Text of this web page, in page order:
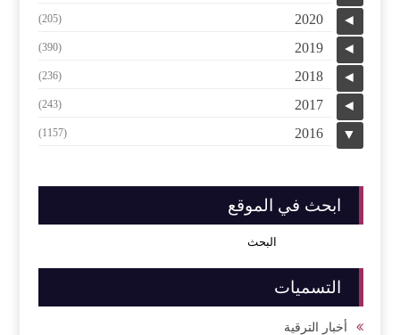
◄
2020
(205)
◄
2019
(390)
◄
2018
(236)
◄
2017
(243)
▼
2016
(1157)
ابحث في الموقع
التسميات
أخبار الترقية